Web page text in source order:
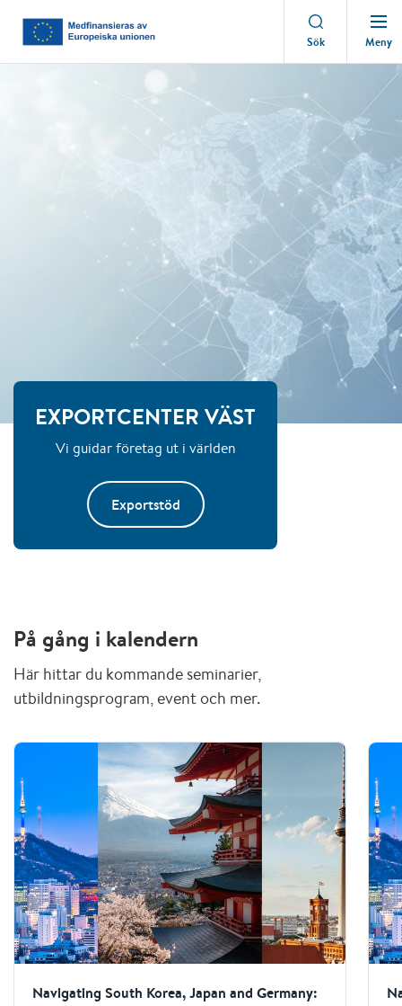
Sök Meny
EXPORTCENTER VÄST
Vi guidar företag ut i världen
Exportstöd
På gång i kalendern
Här hittar du kommande seminarier,
utbildningsprogram, event och mer.
Navigating South Korea, Japan and Germany: